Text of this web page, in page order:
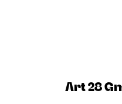
Art 28